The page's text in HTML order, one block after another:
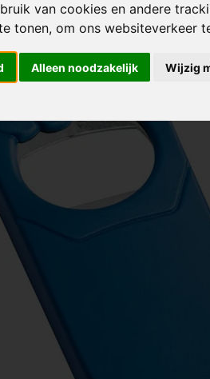
van cookies en andere
tonen, om ons websiteverkeer
Alleen noodzakelijk Wijzig
afsluitfunctie